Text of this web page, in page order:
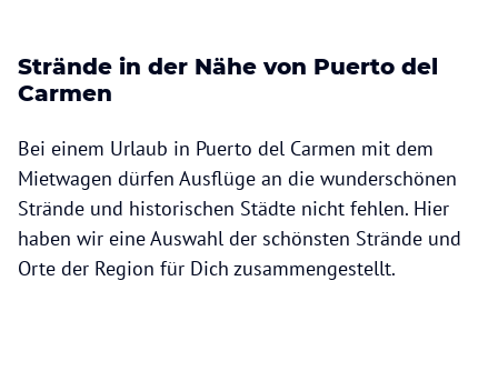
Strände in der Nähe von Puerto del
Carmen
Bei einem Urlaub in Puerto del Carmen mit dem
Mietwagen dürfen Ausflüge an die wunderschönen
Strände und historischen Städte nicht fehlen. Hier
haben wir eine Auswahl der schönsten Strände und
Orte der Region für Dich zusammengestellt.